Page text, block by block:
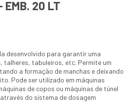
EMB. 20 LT
desenvolvido para garantir uma
talheres, tabuleiros, etc. Permite um
a formação de manchas e deixando
Pode ser utilizado em máquinas
de copos ou máquinas de túnel
do sistema de dosagem